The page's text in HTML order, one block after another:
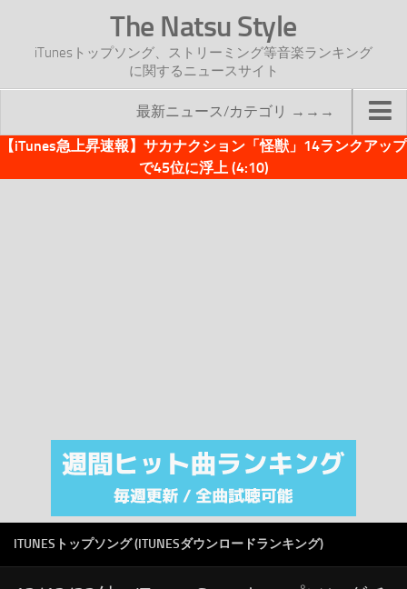
The Natsu Style
iTunesトップソング、ストリーミング等音楽ランキング
に関するニュースサイト
最新ニュース/カテゴリ →→→
TOP
注目カテゴリ
オリジナルiTunes週間トップソング
【iTunes急上昇速報】サカナクション「怪獣」14ランクアップ
で45位に浮上 (4:10)
ITUNESトップソング (ITUNESダウンロードランキング)